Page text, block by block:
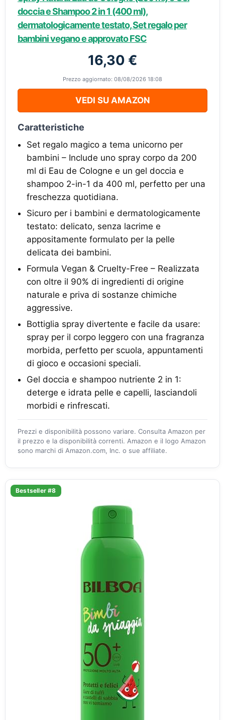
doccia e Shampoo 2 in 1 (400 ml),
dermatologicamente testato, Set regalo per
bambini vegano e approvato FSC
16,30 €
Prezzo aggiornato: 08/08/2026 18:08
VEDI SU AMAZON
Caratteristiche
Set regalo magico a tema unicorno per
bambini – Include uno spray corpo da 200
ml di Eau de Cologne e un gel doccia e
shampoo 2-in-1 da 400 ml, perfetto per una
freschezza quotidiana.
Sicuro per i bambini e dermatologicamente
testato: delicato, senza lacrime e
appositamente formulato per la pelle
delicata dei bambini.
Formula Vegan & Cruelty-Free – Realizzata
con oltre il 90% di ingredienti di origine
naturale e priva di sostanze chimiche
aggressive.
Bottiglia spray divertente e facile da usare:
spray per il corpo leggero con una fragranza
morbida, perfetto per scuola, appuntamenti
di gioco e occasioni speciali.
Gel doccia e shampoo nutriente 2 in 1:
deterge e idrata pelle e capelli, lasciandoli
morbidi e rinfrescati.
Prezzi e disponibilità possono variare. Consulta Amazon per
il prezzo e la disponibilità correnti. Amazon e il logo Amazon
sono marchi di Amazon.com, Inc. o sue affiliate.
Bestseller #8